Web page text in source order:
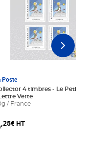
au panier
Poste
4 timbres - Le Petit
Verte
/ France
,25€ HT